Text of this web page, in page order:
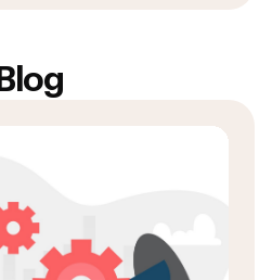
Blog